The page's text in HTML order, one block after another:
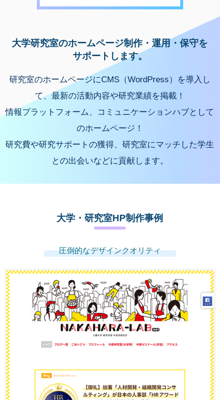
大学研究室のホームページ制作・運用・保守を
サポートします。
研究室のホームページにCMS（WordPress）を導入し
て、最新の活動内容や研究業績を掲載！
情報プラットフォーム、コミュニケーションハブとして
のホームページ！
研究費や研究サポートの獲得、研究室にマッチした学生
との出会いなどに貢献します。
大学・研究室HP制作事例
圧倒的なデザインクオリティ